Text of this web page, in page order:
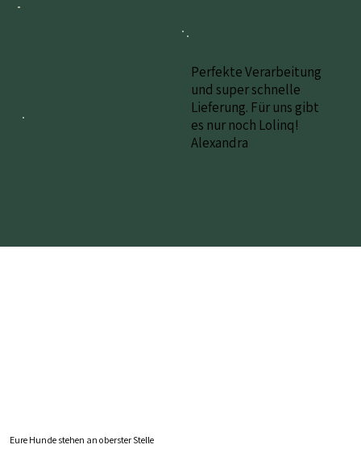
Perfekte Verarbeitung
und super schnelle
Lieferung. Für uns gibt
es nur noch Lolinq!
Alexandra
Eure Hunde stehen an oberster Stelle